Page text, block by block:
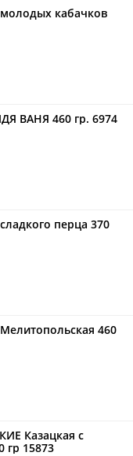
кабачков
ВАНЯ 460 гр. 6974
перца 370
460
Казацкая с
гр 15873